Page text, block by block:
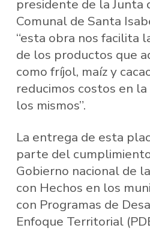
presidente de la Junta
Comunal de Santa
“esta obra nos facilita
de los productos que
como fríjol, maíz y
reducimos costos en
los mismos”.
La entrega de esta
parte del
Gobierno nacional de
con Hechos en los
con Programas de
Enfoque Territorial